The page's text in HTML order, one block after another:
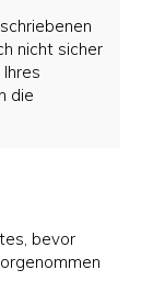
nicht sicher
die
bevor